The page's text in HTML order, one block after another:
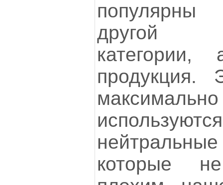
популярны
другой
продукция.
которые